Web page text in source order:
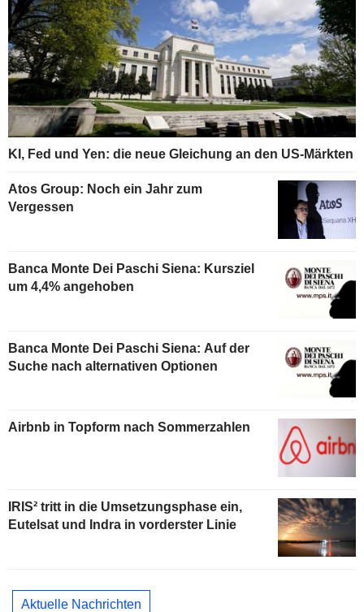
KI, Fed und Yen: die neue Gleichung an den US-Märkten
Atos Group: Noch ein Jahr zum
Vergessen
Banca Monte Dei Paschi Siena: Kursziel
um 4,4% angehoben
Banca Monte Dei Paschi Siena: Auf der
Suche nach alternativen Optionen
Airbnb in Topform nach Sommerzahlen
IRIS² tritt in die Umsetzungsphase ein,
Eutelsat und Indra in vorderster Linie
Aktuelle Nachrichten